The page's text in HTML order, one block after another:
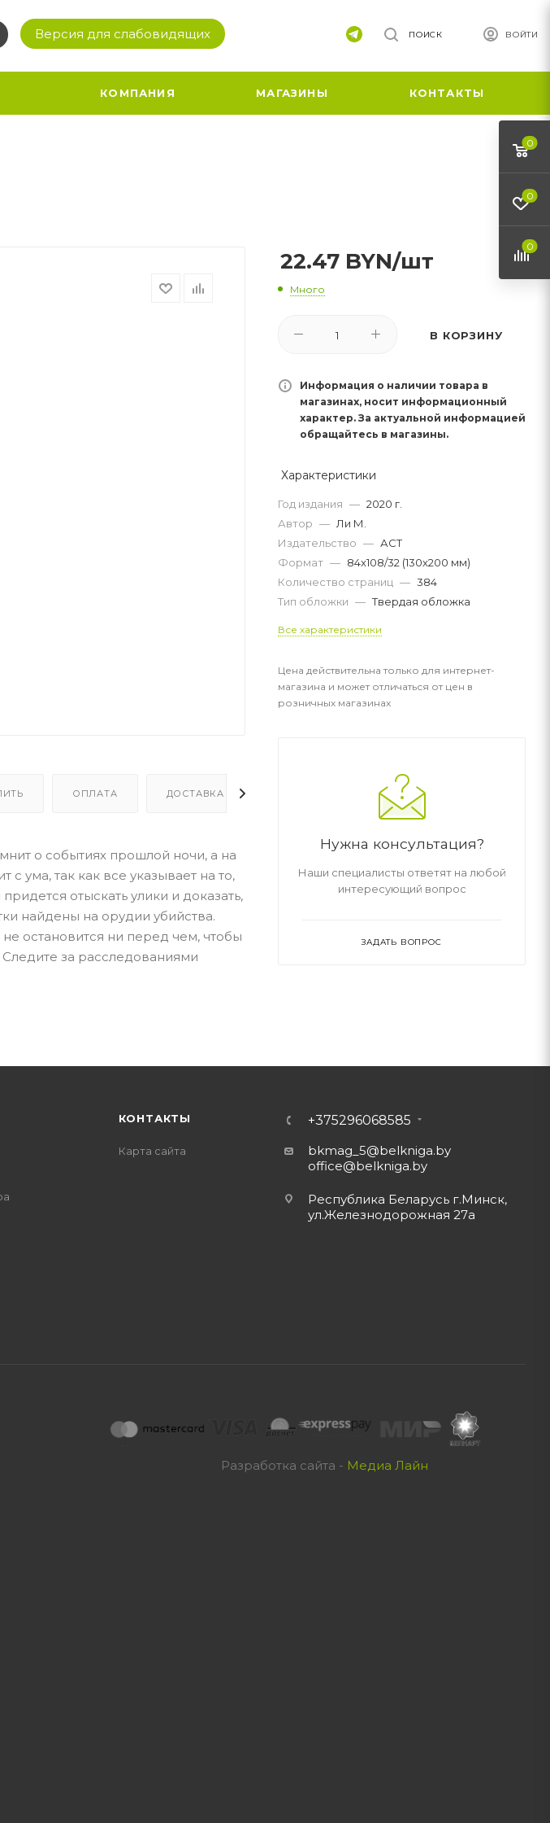
Версия для слабовидящих ВОЙТИ
ПОИСК
КОМПАНИЯ МАГАЗИНЫ КОНТАКТЫ
ОПЛАТА ДОСТАВКА
о событиях прошлой ночи, а на
ума, так как все указывает на то,
отыскать улики и доказать,
найдены на орудии убийства.
остановится ни перед чем, чтобы
за расследованиями
22.47 BYN/шт
Много
В КОРЗИНУ
Информация о наличии товара в
магазинах, носит информационный
характер. За актуальной информацией
обращайтесь в магазины.
Характеристики
Год издания — 2020 г.
Автор — Ли М.
Издательство — АСТ
Формат — 84x108/32 (130x200 мм)
Количество страниц — 384
Тип обложки — Твердая обложка
Все характеристики
Цена действительна только для интернет-
магазина и может отличаться от цен в
розничных магазинах
Нужна консультация?
Наши специалисты ответят на любой
интересующий вопрос
ЗАДАТЬ ВОПРОС
КОНТАКТЫ
Карта сайта
+375296068585
bkmag_5@belkniga.by
office@belkniga.by
Республика Беларусь г.Минск,
ул.Железнодорожная 27а
Разработка сайта - Медиа Лайн
0
0
0